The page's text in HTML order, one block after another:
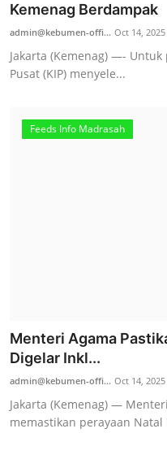
Kemenag Berdampak
admin@kebumen-offi... Oct 14, 2025
Jakarta (Kemenag) —-
Pusat (KIP) menyele...
Feeds Info Madrasah
Menteri Agama
Digelar Inkl...
admin@kebumen-offi... Oct 14, 2025
Jakarta (Kemenag) —
memastikan perayaan Natal